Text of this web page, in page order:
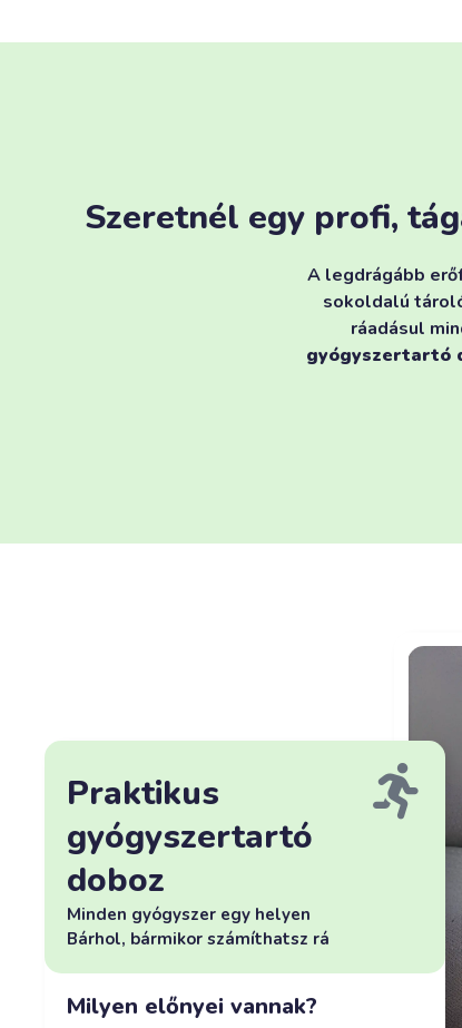
Szeretnél egy profi,
A legdrágább
sokoldalú
ráadásul
gyógyszertartó
Praktikus
gyógyszertartó
doboz
Minden gyógyszer egy helyen
Bárhol, bármikor számíthatsz rá
Milyen előnyei vannak?